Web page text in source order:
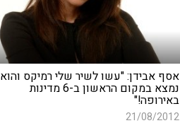
אסף אבידן: "עשו לשיר שלי רמיקס והוא
נמצא במקום הראשון ב-6 מדינות
באירופה!"
21/08/2012